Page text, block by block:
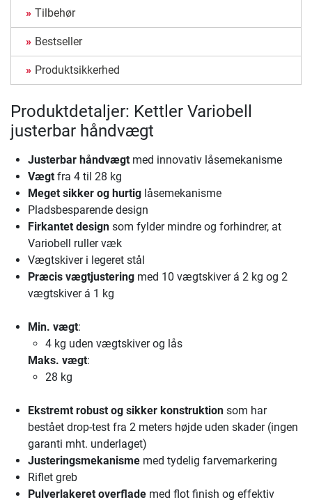
Tilbehør
Bestseller
Produktsikkerhed
Produktdetaljer: Kettler Variobell
justerbar håndvægt
Justerbar håndvægt med innovativ låsemekanisme
Vægt fra 4 til 28 kg
Meget sikker og hurtig låsemekanisme
Pladsbesparende design
Firkantet design som fylder mindre og forhindrer, at
Variobell ruller væk
Vægtskiver i legeret stål
Præcis vægtjustering med 10 vægtskiver á 2 kg og 2
vægtskiver á 1 kg
Min. vægt:
4 kg uden vægtskiver og lås
Maks. vægt:
28 kg
Ekstremt robust og sikker konstruktion som har
bestået drop-test fra 2 meters højde uden skader (ingen
garanti mht. underlaget)
Justeringsmekanisme med tydelig farvemarkering
Riflet greb
Pulverlakeret overflade med flot finish og effektiv